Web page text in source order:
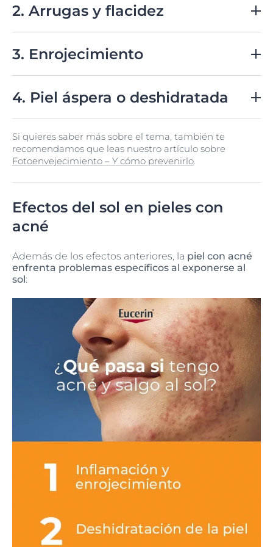
pequeñas manchas oscuras, conocidas como lentigos
solares, en áreas expuestas.
2. Arrugas y flacidez
colágeno y elastina, lo que resulta en arrugas
prematuras y flacidez.
3. Enrojecimiento
o inflamación crónica, es un problema común para
todo tipo de pieles.
4. Piel áspera o deshidratada
una textura áspera, sino que también provoca una
deshidratación severa.
Si quieres saber más sobre el tema, también te
recomendamos que leas nuestro artículo sobre
Fotoenvejecimiento – Y cómo prevenirlo.
Efectos del sol en pieles con
acné
Además de los efectos anteriores, la piel con acné
enfrenta problemas específicos al exponerse al
sol: